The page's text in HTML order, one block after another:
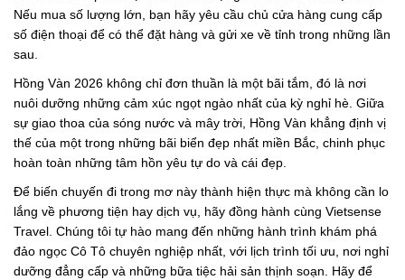
Nếu mua số lượng lớn, bạn hãy yêu cầu chủ cửa hàng cung cấp
số điện thoại để có thể đặt hàng và gửi xe về tỉnh trong những lần
sau.
Hồng Vàn 2026 không chỉ đơn thuần là một bãi tắm, đó là nơi
nuôi dưỡng những cảm xúc ngọt ngào nhất của kỳ nghỉ hè. Giữa
sự giao thoa của sóng nước và mây trời, Hồng Vàn khẳng định vị
thế của một trong những bãi biển đẹp nhất miền Bắc, chinh phục
hoàn toàn những tâm hồn yêu tự do và cái đẹp.
Để biến chuyến đi trong mơ này thành hiện thực mà không cần lo
lắng về phương tiện hay dịch vụ, hãy đồng hành cùng Vietsense
Travel. Chúng tôi tự hào mang đến những hành trình khám phá
đảo ngọc Cô Tô chuyên nghiệp nhất, với lịch trình tối ưu, nơi nghỉ
dưỡng đẳng cấp và những bữa tiệc hải sản thịnh soạn. Hãy để